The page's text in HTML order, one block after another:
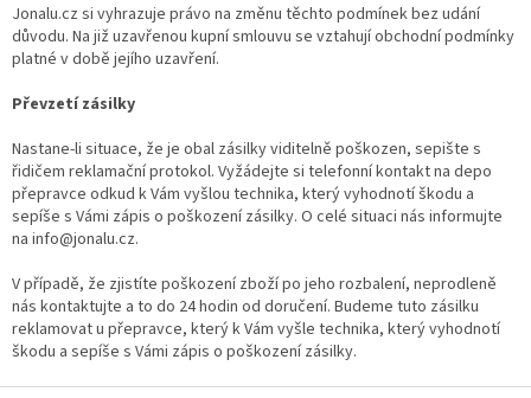
Jonalu.cz si vyhrazuje právo na změnu těchto podmínek bez udání
důvodu. Na již uzavřenou kupní smlouvu se vztahují obchodní podmínky
platné v době jejího uzavření.
Převzetí zásilky
Nastane-li situace, že je obal zásilky viditelně poškozen, sepište s
řidičem reklamační protokol. Vyžádejte si telefonní kontakt na depo
přepravce odkud k Vám vyšlou technika, který vyhodnotí škodu a
sepíše s Vámi zápis o poškození zásilky. O celé situaci nás informujte
na info@jonalu.cz.
V případě, že zjistíte poškození zboží po jeho rozbalení, neprodleně
nás kontaktujte a to do 24 hodin od doručení. Budeme tuto zásilku
reklamovat u přepravce, který k Vám vyšle technika, který vyhodnotí
škodu a sepíše s Vámi zápis o poškození zásilky.